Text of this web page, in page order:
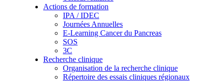
Actions de formation
IPA / IDEC
Journées Annuelles
E-Learning Cancer du Pancreas
SOS
3C
Recherche clinique
Organisation de la recherche clinique
Répertoire des essais cliniques régionaux